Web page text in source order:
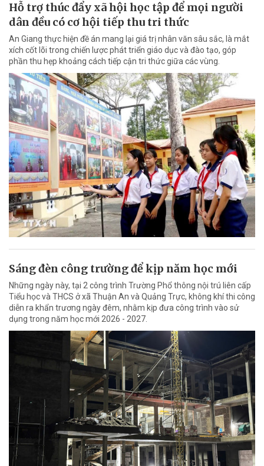
Hỗ trợ thúc đẩy xã hội học tập để mọi người
dân đều có cơ hội tiếp thu tri thức
An Giang thực hiện đề án mang lại giá trị nhân văn sâu sắc, là mắt
xích cốt lõi trong chiến lược phát triển giáo dục và đào tạo, góp
phần thu hẹp khoảng cách tiếp cận tri thức giữa các vùng.
Sáng đèn công trường để kịp năm học mới
Những ngày này, tại 2 công trình Trường Phổ thông nội trú liên cấp
Tiểu học và THCS ở xã Thuận An và Quảng Trực, không khí thi công
diễn ra khẩn trương ngày đêm, nhằm kịp đưa công trình vào sử
dụng trong năm học mới 2026 - 2027.